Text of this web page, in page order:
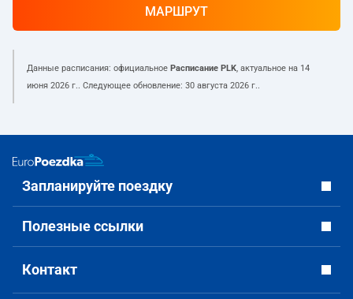
МАРШРУТ
Данные расписания: официальное Расписание PLK, актуальное на 14
июня 2026 г.. Следующее обновление: 30 августа 2026 г..
Запланируйте поездку
Полезные ссылки
Контакт